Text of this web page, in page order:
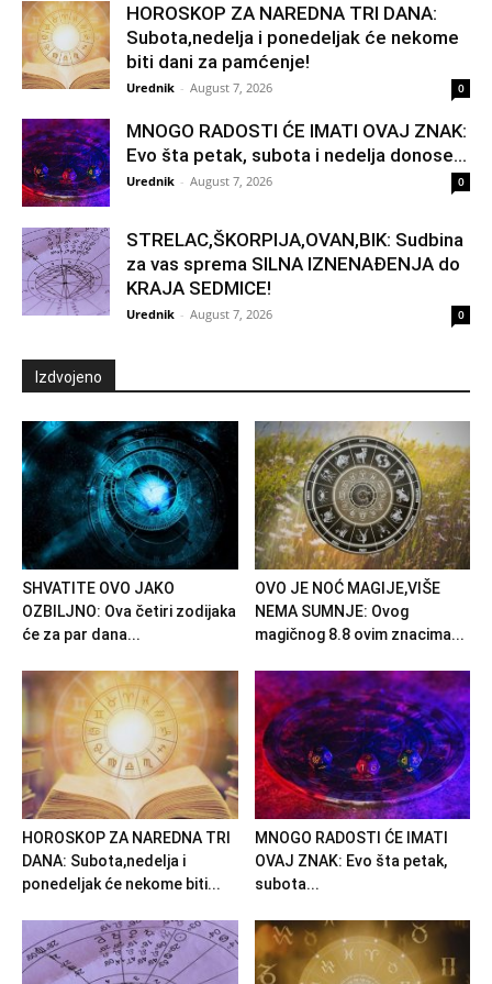
HOROSKOP ZA NAREDNA TRI DANA:
Subota,nedelja i ponedeljak će nekome
biti dani za pamćenje!
Urednik - August 7, 2026 0
MNOGO RADOSTI ĆE IMATI OVAJ ZNAK:
Evo šta petak, subota i nedelja donose...
Urednik - August 7, 2026 0
STRELAC,ŠKORPIJA,OVAN,BIK: Sudbina
za vas sprema SILNA IZNENAĐENJA do
KRAJA SEDMICE!
Urednik - August 7, 2026 0
Izdvojeno
SHVATITE OVO JAKO
OZBILJNO: Ova četiri zodijaka
će za par dana...
OVO JE NOĆ MAGIJE,VIŠE
NEMA SUMNJE: Ovog
magičnog 8.8 ovim znacima...
HOROSKOP ZA NAREDNA TRI
DANA: Subota,nedelja i
ponedeljak će nekome biti...
MNOGO RADOSTI ĆE IMATI
OVAJ ZNAK: Evo šta petak,
subota...